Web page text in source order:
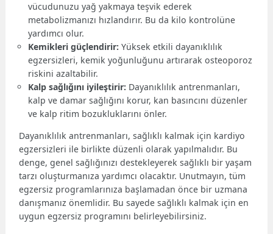
vücudunuzu yağ yakmaya teşvik ederek
metabolizmanızı hızlandırır. Bu da kilo kontrolüne
yardımcı olur.
Kemikleri güçlendirir: Yüksek etkili dayanıklılık
egzersizleri, kemik yoğunluğunu artırarak osteoporoz
riskini azaltabilir.
Kalp sağlığını iyileştirir: Dayanıklılık antrenmanları,
kalp ve damar sağlığını korur, kan basıncını düzenler
ve kalp ritim bozukluklarını önler.
Dayanıklılık antrenmanları, sağlıklı kalmak için kardiyo
egzersizleri ile birlikte düzenli olarak yapılmalıdır. Bu
denge, genel sağlığınızı destekleyerek sağlıklı bir yaşam
tarzı oluşturmanıza yardımcı olacaktır. Unutmayın, tüm
egzersiz programlarınıza başlamadan önce bir uzmana
danışmanız önemlidir. Bu sayede sağlıklı kalmak için en
uygun egzersiz programını belirleyebilirsiniz.